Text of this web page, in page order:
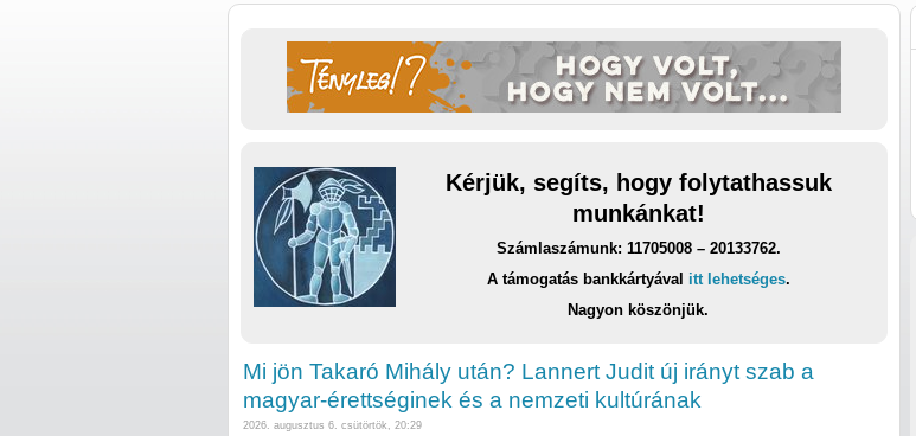
Kérjük, segíts, hogy folytathassuk
munkánkat!
Számlaszámunk: 11705008 – 20133762.
A támogatás bankkártyával itt lehetséges.
Nagyon köszönjük.
Mi jön Takaró Mihály után? Lannert Judit új irányt szab a
magyar-érettséginek és a nemzeti kultúrának
2026. augusztus 6. csütörtök, 20:29